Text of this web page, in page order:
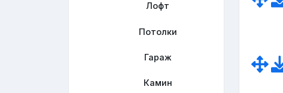
Лофт
Потолки
Гараж
Камин